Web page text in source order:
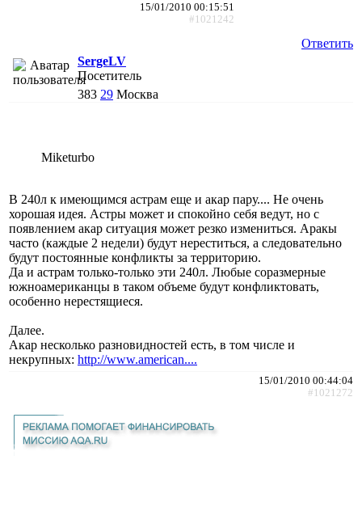
15/01/2010 00:15:51
#1021242
Ответить
SergeLV
Посетитель
383 29 Москва
Miketurbo
В 240л к имеющимся астрам еще и акар пару.... Не очень
хорошая идея. Астры может и спокойно себя ведут, но с
появлением акар ситуация может резко измениться. Аракы
часто (каждые 2 недели) будут нереститься, а следовательно
будут постоянные конфликты за территорию.
Да и астрам только-только эти 240л. Любые соразмерные
южноамериканцы в таком объеме будут конфликтовать,
особенно нерестящиеся.
Далее.
Акар несколько разновидностей есть, в том числе и
некрупных: http://www.american....
15/01/2010 00:44:04
#1021272